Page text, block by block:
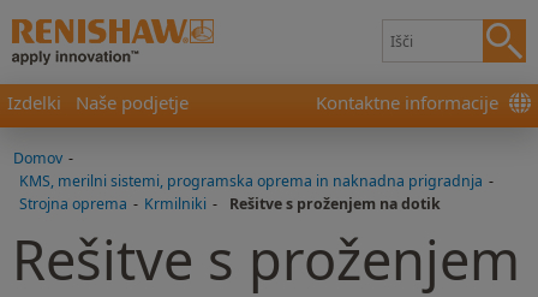
Izdelki Naše podjetje Kontaktne informacije
Domov -
KMS, merilni sistemi, programska oprema in naknadna prigradnja -
Strojna oprema - Krmilniki - Rešitve s proženjem na dotik
Rešitve s proženjem